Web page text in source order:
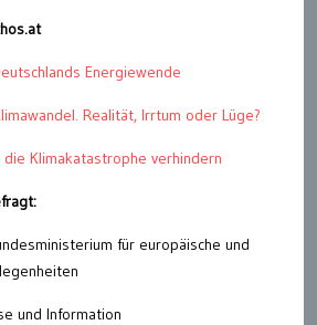
Energiewende
Realität, Irrtum oder Lüge?
die Klimakatastrophe verhindern
für europäische und
und Information